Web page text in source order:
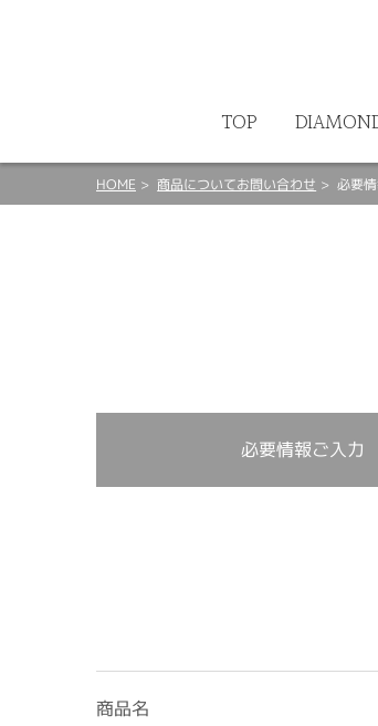
TOP
HOME 商品についてお問い合わせ 必要
必要情報ご入力
商品名